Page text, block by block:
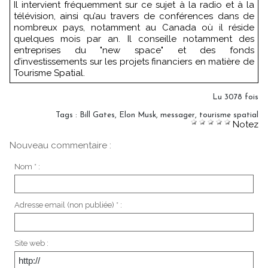
Il intervient fréquemment sur ce sujet à la radio et à la
télévision, ainsi qu’au travers de conférences dans de
nombreux pays, notamment au Canada où il réside
quelques mois par an. Il conseille notamment des
entreprises du "new space" et des fonds
d’investissements sur les projets financiers en matière de
Tourisme Spatial.
Lu 3078 fois
Tags : Bill Gates, Elon Musk, messager, tourisme spatial
Notez
Nouveau commentaire :
Nom * :
Adresse email (non publiée) * :
Site web :